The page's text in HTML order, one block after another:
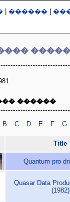
������
������
B C D E F G
Title
Quantum pro
Quasar Data
(1982)